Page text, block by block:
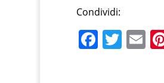
Condividi:
F T E